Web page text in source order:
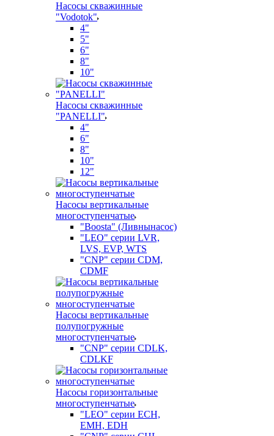
Насосы скважинные
"Vodotok"
4"
5"
6"
8"
10"
Насосы скважинные
"PANELLI"
4"
6"
8"
10"
12"
Насосы вертикальные
многоступенчатые
"Boosta" (Ливнынасос)
"LEO" серии LVR,
LVS, EVP, WTS
"CNP" серии CDM,
CDMF
Насосы вертикальные
полупогружные
многоступенчатые
"CNP" серии CDLK,
CDLKF
Насосы горизонтальные
многоступенчатые
"LEO" серии ECH,
EMH, EDH